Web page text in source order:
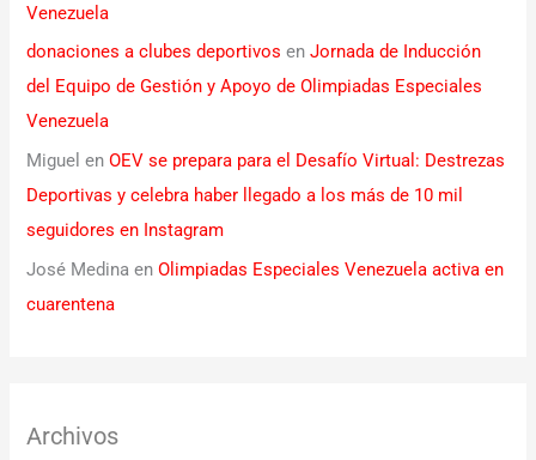
Venezuela
donaciones a clubes deportivos enJornada de Inducción
del Equipo de Gestión y Apoyo de Olimpiadas Especiales
Venezuela
Miguel enOEV se prepara para el Desafío Virtual: Destrezas
Deportivas y celebra haber llegado a los más de 10 mil
seguidores en Instagram
José Medina enOlimpiadas Especiales Venezuela activa en
cuarentena
Archivos